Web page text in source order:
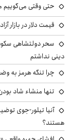
حتی وقتی می‌گوییم
قیمت دلار در بازار آزاد امروز جمعه ۱۶
سحر دولتشاهی
دینی نداشتم
چرا تنگه هرمز به
تنها منشاء شاد
آنیا تیلور-جوی
هستند؟